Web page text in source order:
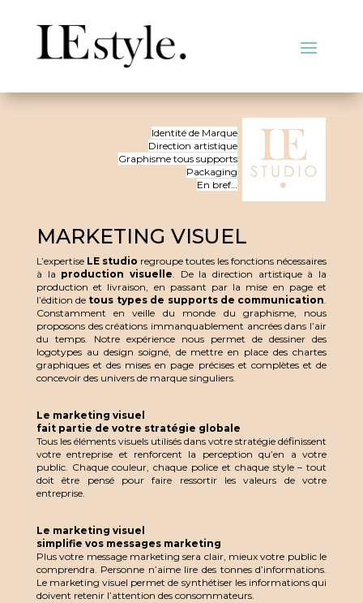
Identité de Marque
Direction artistique
Graphisme tous supports
Packaging
En bref…
MARKETING VISUEL
L’expertise LE studio regroupe toutes les fonctions nécessaires
à la production visuelle. De la direction artistique à la
production et livraison, en passant par la mise en page et
l’édition de tous types de supports de communication.
Constamment en veille du monde du graphisme, nous
proposons des créations immanquablement ancrées dans l’air
du temps. Notre expérience nous permet de dessiner des
logotypes au design soigné, de mettre en place des chartes
graphiques et des mises en page précises et complètes et de
concevoir des univers de marque singuliers.
Le marketing visuel
fait partie de votre stratégie globale
Tous les éléments visuels utilisés dans votre stratégie définissent
votre entreprise et renforcent la perception qu’en a votre
public. Chaque couleur, chaque police et chaque style – tout
doit être pensé pour faire ressortir les valeurs de votre
entreprise.
Le marketing visuel
simplifie vos messages marketing
Plus votre message marketing sera clair, mieux votre public le
comprendra. Personne n’aime lire des tonnes d’informations.
Le marketing visuel permet de synthétiser les informations qui
doivent retenir l’attention des consommateurs.